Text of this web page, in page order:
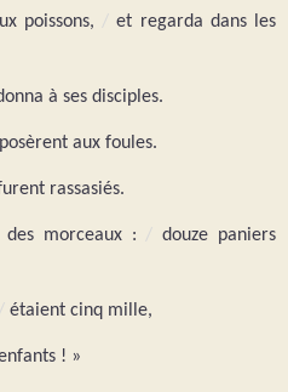
poissons,
et regarda dans les
à ses disciples.
aux foules.
rassasiés.
morceaux :
douze paniers
étaient cinq mille,
! »